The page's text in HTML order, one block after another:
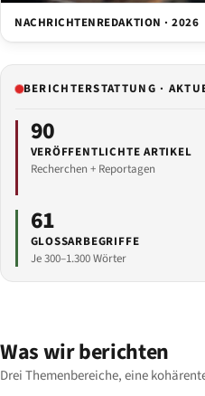
NACHRICHTENREDAKTION · 2026
BERICHTERSTATTUNG ·
90
VERÖFFENTLICHTE ARTIKEL
Recherchen + Reportagen
61
GLOSSARBEGRIFFE
Je 300–1.300 Wörter
Was wir berichten
Drei Themenbereiche, eine